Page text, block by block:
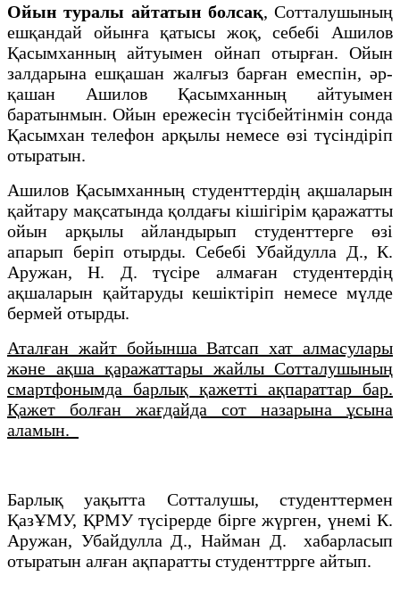
Ойын туралы айтатын болсақ, Сотталушының
ешқандай ойынға қатысы жоқ, себебі Ашилов
Қасымханның айтуымен ойнап отырған. Ойын
залдарына ешқашан жалғыз барған емеспін, әр-
қашан Ашилов Қасымханның айтуымен
баратынмын. Ойын ережесін түсібейтінмін сонда
Қасымхан телефон арқылы немесе өзі түсіндіріп
отыратын.
Ашилов Қасымханның студенттердің ақшаларын
қайтару мақсатында қолдағы кішігірім қаражатты
ойын арқылы айландырып студенттерге өзі
апарып беріп отырды. Себебі Убайдулла Д., К.
Аружан, Н. Д. түсіре алмаған студентердің
ақшаларын қайтаруды кешіктіріп немесе мүлде
бермей отырды.
Аталған жайт бойынша Ватсап хат алмасулары
және ақша қаражаттары жайлы Сотталушының
смартфонымда барлық қажетті ақпараттар бар.
Қажет болған жағдайда сот назарына ұсына
аламын.
Барлық уақытта Сотталушы, студенттермен
ҚазҰМУ, ҚРМУ түсірерде бірге жүрген, үнемі К.
Аружан, Убайдулла Д., Найман Д. хабарласып
отыратын алған ақпаратты студенттррге айтып.